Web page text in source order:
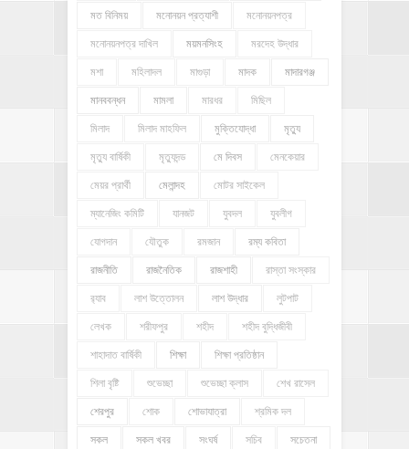
মত বিনিময় মনোনয়ন প্রত্যাশী মনোনয়নপত্র
মনোনয়নপত্র দাখিল ময়মনসিংহ মরদেহ উদ্ধার
মশা মহিলাদল মাগুড়া মাদক মাদারগঞ্জ
মানববন্ধন মামলা মারধর মিছিল
মিলাদ মিলাদ মাহফিল মুক্তিযোদ্ধা মৃত্যু
মৃত্যু বার্ষিকী মৃত্যুদন্ড মে দিবস মেনকেয়ার
মেয়র প্রার্থী মেলান্দহ মোটর সাইকেল
ম্যানেজিং কমিটি যানজট যুবদল যুবলীগ
যোগদান যৌতুক রমজান রম্য কবিতা
রাজনীতি রাজনৈতিক রাজশাহী রাস্তা সংস্কার
র‍্যাব লাশ উত্তোলন লাশ উদ্ধার লুটপাট
লেখক শরীফপুর শহীদ শহীদ বুদ্ধিজীবী
শাহাদাত বার্ষিকী শিক্ষা শিক্ষা প্রতিষ্ঠান
শিলা বৃষ্টি শুভেচ্ছা শুভেচ্ছা ক্লাস শেখ রাসেল
শেরপুর শোক শোভাযাত্রা শ্রমিক দল
সকল সকল খবর সংঘর্ষ সচিব সচেতনা